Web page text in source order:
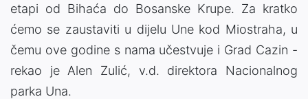
etapi od Bihaća do Bosanske Krupe. Za kratko
ćemo se zaustaviti u dijelu Une kod Miostraha, u
čemu ove godine s nama učestvuje i Grad Cazin -
rekao je Alen Zulić, v.d. direktora Nacionalnog
parka Una.